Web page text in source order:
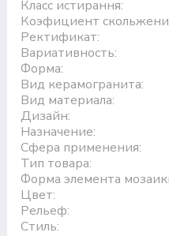
Класс истирання:
Коэфициент
Ректификат:
Вариативность:
Форма:
Вид керамогранита:
Вид материала:
Дизайн:
Назначение:
Сфера применения:
Тип товара:
Форма элемента
Цвет:
Рельеф:
Стиль: